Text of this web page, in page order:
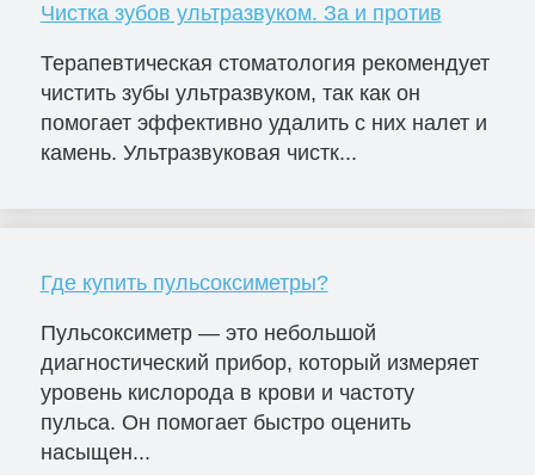
Чистка зубов ультразвуком. За и против
Терапевтическая стоматология рекомендует
чистить зубы ультразвуком, так как он
помогает эффективно удалить с них налет и
камень. Ультразвуковая чистк...
Где купить пульсоксиметры?
Пульсоксиметр — это небольшой
диагностический прибор, который измеряет
уровень кислорода в крови и частоту
пульса. Он помогает быстро оценить
насыщен...